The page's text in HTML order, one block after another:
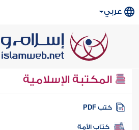
عربي
المكتبة الإسلامية
كتب PDF